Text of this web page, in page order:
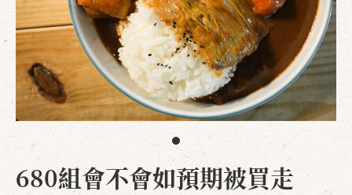
680組會不會如預期被買走